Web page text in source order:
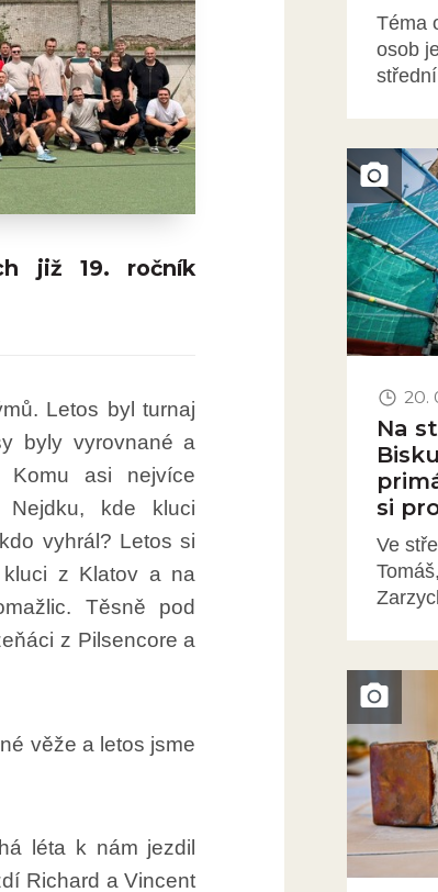
již 19. ročník
Letos byl turnaj
byly vyrovnané a
Komu asi nejvíce
kde kluci
vyhrál? Letos si
kluci z Klatov a na
Těsně pod
z Pilsencore a
věže a letos jsme
léta k nám jezdil
Richard a Vincent
Téma
osob
Obrázek
20.
Na
si
Ve
Obrázek